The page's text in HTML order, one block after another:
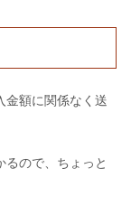
金額に関係なく送
ので、ちょっと